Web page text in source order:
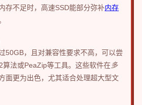
存不足时，高速SSD能部分弥补内存
50GB，且对兼容性要求不高，可以尝
法或PeaZip等工具。这些软件在多
面更为出色，尤其适合处理超大型文